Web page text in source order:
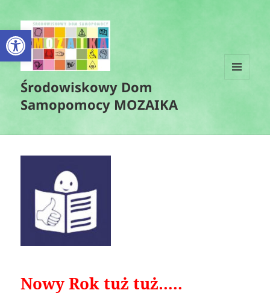
Otwórz pasek narzędzi
Środowiskowy Dom
Samopomocy MOZAIKA
Nowy Rok tuż tuż…..